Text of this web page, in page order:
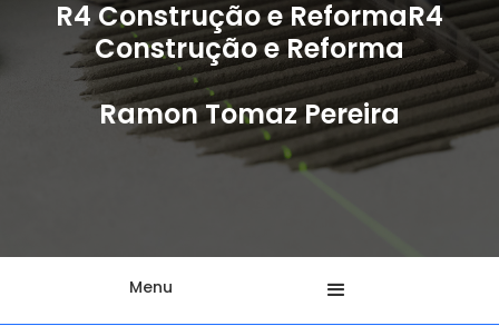
R4 Construção e ReformaR4
Construção e Reforma
Ramon Tomaz Pereira
Menu